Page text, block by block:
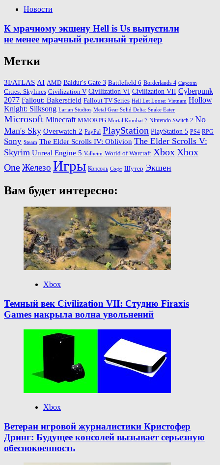
Новости
К мрачному экшену Hell is Us выпустили
не менее мрачный релизный трейлер
Метки
3I/ATLAS AI AMD Baldur's Gate 3 Battlefield 6 Borderlands 4 Capcom
Cities: Skylines Civilization V Civilization VI Civilization VII Cyberpunk
2077 Fallout: Bakersfield Fallout TV Series Hell Let Loose: Vietnam Hollow
Knight: Silksong Larian Studios Metal Gear Solid Delta: Snake Eater
Microsoft Minecraft MMORPG Mortal Kombat 2 Nintendo Switch 2 No
Man's Sky Overwatch 2 PayPal PlayStation PlayStation 5 PS4 RPG
Sony Steam The Elder Scrolls IV: Oblivion The Elder Scrolls V:
Skyrim Unreal Engine 5 Valheim World of Warcraft Xbox Xbox
OneЖелезо Игры Консоль Софт Шутер Экшен
Вам будет интересно:
Xbox
Темный век Civilization VII: Студию Firaxis
Games накрыла волна увольнений
Xbox
Ветеран игровой журналистики Кристофер
Дринг: Будущее консолей вызывает серьезную
обеспокоенность